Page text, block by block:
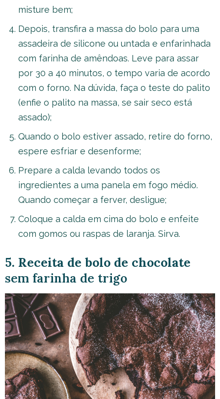
misture bem;
Depois, transfira a massa do bolo para uma
assadeira de silicone ou untada e enfarinhada
com farinha de amêndoas. Leve para assar
por 30 a 40 minutos, o tempo varia de acordo
com o forno. Na dúvida, faça o teste do palito
(enfie o palito na massa, se sair seco está
assado);
Quando o bolo estiver assado, retire do forno,
espere esfriar e desenforme;
Prepare a calda levando todos os
ingredientes a uma panela em fogo médio.
Quando começar a ferver, desligue;
Coloque a calda em cima do bolo e enfeite
com gomos ou raspas de laranja. Sirva.
5. Receita de bolo de chocolate
sem farinha de trigo